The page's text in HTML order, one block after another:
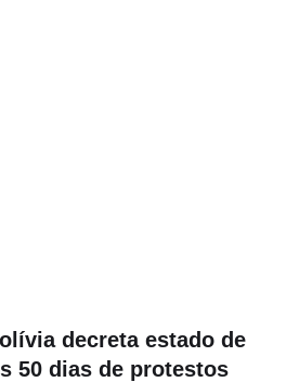
decreta estado de
50 dias de protestos